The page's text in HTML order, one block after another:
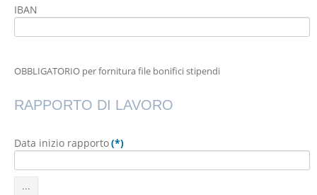
IBAN
OBBLIGATORIO per fornitura file bonifici stipendi
RAPPORTO DI LAVORO
Data inizio rapporto(*)